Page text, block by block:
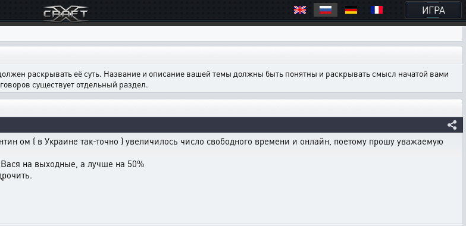
ИГРА
раскрывать её суть. Название и описание вашей темы должны быть понятны и раскрывать смысл начатой вами
существует отдельный раздел.
ом ( в Украине так-точно ) увеличилось число свободного времени и онлайн, поетому прошу уважаемую
на выходные, а лучше на 50%